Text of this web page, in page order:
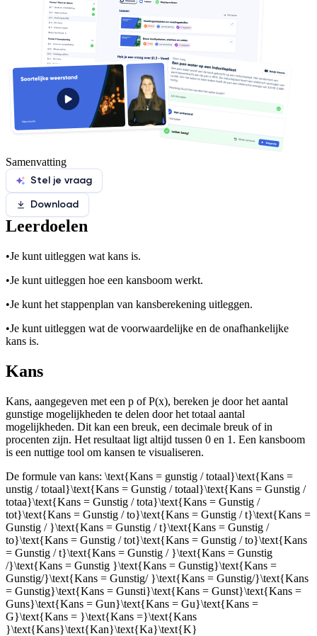
Samenvatting
Stel je vraag
Download
Leerdoelen
•Je kunt uitleggen wat kans is.
•Je kunt uitleggen hoe een kansboom werkt.
•Je kunt het stappenplan van kansberekening uitleggen.
•Je kunt uitleggen wat de voorwaardelijke en de onafhankelijke
kans is.
Kans
Kans, aangegeven met een p of P(x), bereken je door het aantal
gunstige mogelijkheden te delen door het totaal aantal
mogelijkheden. Dit kan een breuk, een decimale breuk of in
procenten zijn. Het resultaat ligt altijd tussen 0 en 1. Een kansboom
is een nuttige tool om kansen te visualiseren.
De formule van kans: \text{Kans = gunstig / totaal}\text{Kans =
unstig / totaal}\text{Kans = Gunstig / totaal}\text{Kans = Gunstig /
totaa}\text{Kans = Gunstig / tota}\text{Kans = Gunstig /
tot}\text{Kans = Gunstig / to}\text{Kans = Gunstig / t}\text{Kans =
Gunstig / }\text{Kans = Gunstig / t}\text{Kans = Gunstig /
to}\text{Kans = Gunstig / tot}\text{Kans = Gunstig / to}\text{Kans
= Gunstig / t}\text{Kans = Gunstig / }\text{Kans = Gunstig
/}\text{Kans = Gunstig }\text{Kans = Gunstig}\text{Kans =
Gunstig/}\text{Kans = Gunstig/ }\text{Kans = Gunstig/}\text{Kans
= Gunstig}\text{Kans = Gunsti}\text{Kans = Gunst}\text{Kans =
Guns}\text{Kans = Gun}\text{Kans = Gu}\text{Kans =
G}\text{Kans = }\text{Kans =}\text{Kans
}\text{Kans}\text{Kan}\text{Ka}\text{K}